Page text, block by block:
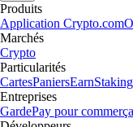
Produits
Application Crypto.com
Marchés
Crypto
Particularités
CartesPaniersEarnStaking
Entreprises
GardePay pour